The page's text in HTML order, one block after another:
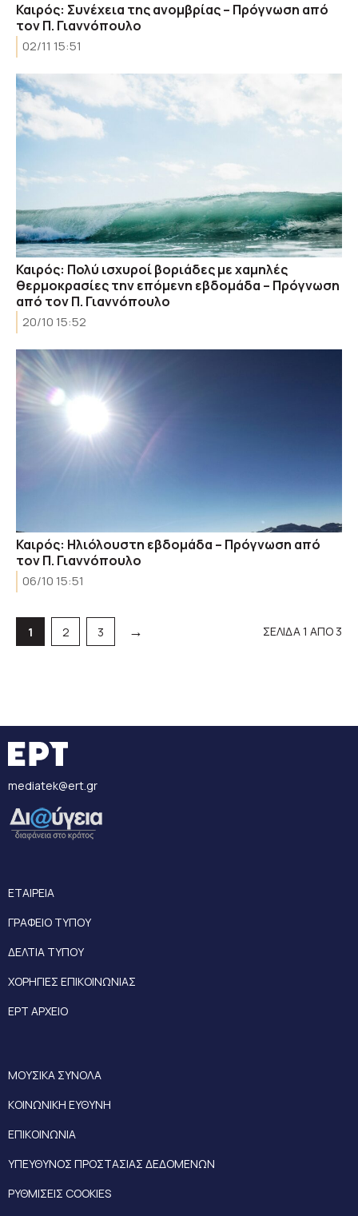
Καιρός: Συνέχεια της ανομβρίας – Πρόγνωση από
τον Π. Γιαννόπουλο
02/11 15:51
Καιρός: Πολύ ισχυροί βοριάδες με χαμηλές
θερμοκρασίες την επόμενη εβδομάδα – Πρόγνωση
από τον Π. Γιαννόπουλο
20/10 15:52
Καιρός: Ηλιόλουστη εβδομάδα – Πρόγνωση από
τον Π. Γιαννόπουλο
06/10 15:51
Σελίδα
1 Σελίδα
2 Σελίδα
3 → ΣΕΛΙΔΑ 1 ΑΠΟ 3
mediatek@ert.gr
ΕΤΑΙΡΕΙΑ
ΓΡΑΦΕΙΟ ΤΥΠΟΥ
ΔΕΛΤΙΑ ΤΥΠΟΥ
ΧΟΡΗΓΙΕΣ ΕΠΙΚΟΙΝΩΝΙΑΣ
ΕΡΤ ΑΡΧΕΙΟ
ΜΟΥΣΙΚΑ ΣΥΝΟΛΑ
ΚΟΙΝΩΝΙΚΗ ΕΥΘΥΝΗ
ΕΠΙΚΟΙΝΩΝΙΑ
ΥΠΕΥΘΥΝΟΣ ΠΡΟΣΤΑΣΙΑΣ ΔΕΔΟΜΕΝΩΝ
ΡΥΘΜΙΣΕΙΣ COOKIES